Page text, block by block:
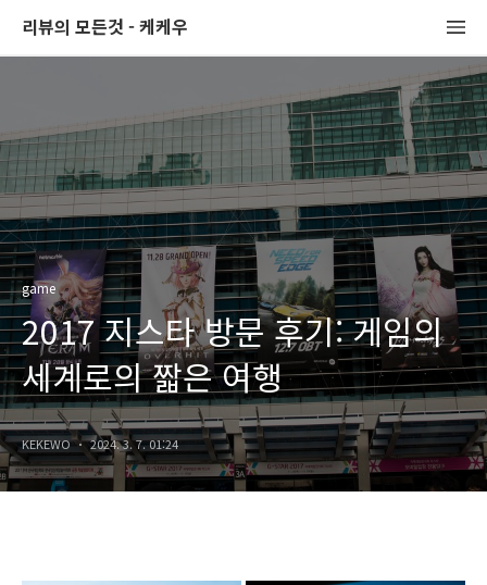
리뷰의 모든것 - 케케우
game
2017 지스타 방문 후기: 게임의
세계로의 짧은 여행
KEKEWO 2024. 3. 7. 01:24